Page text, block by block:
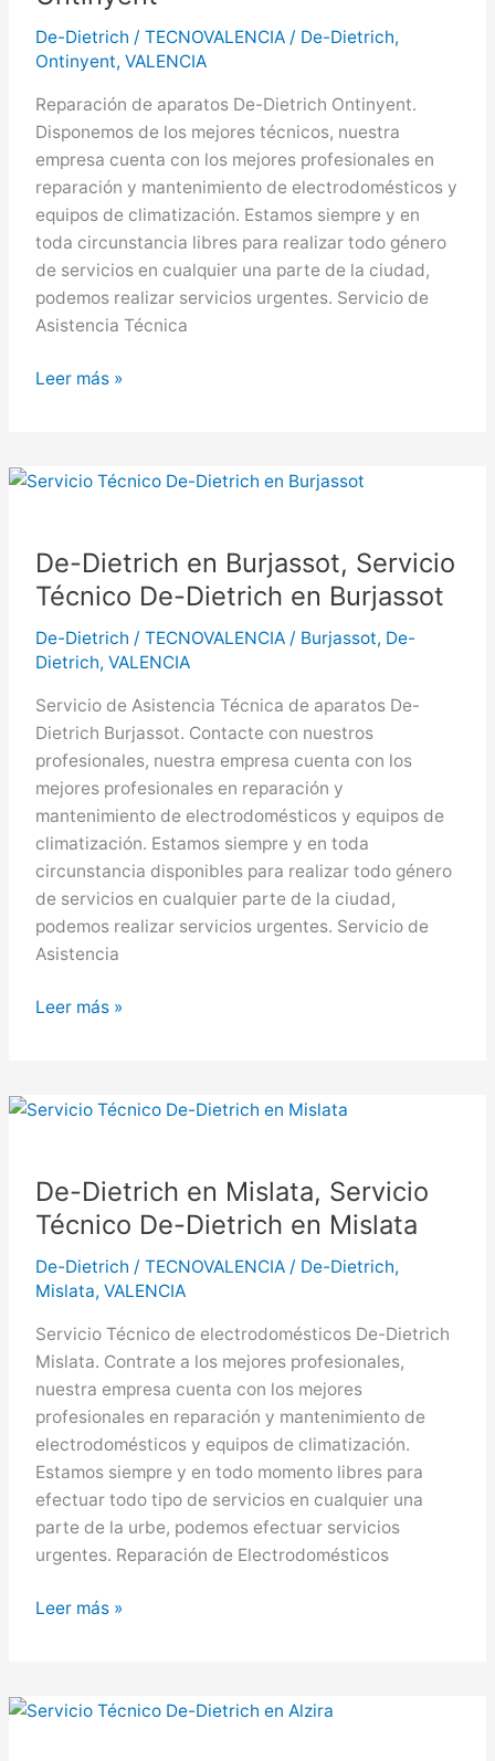
De-Dietrich / TECNOVALENCIA / De-Dietrich,
Ontinyent, VALENCIA
Reparación de aparatos De-Dietrich Ontinyent.
Disponemos de los mejores técnicos, nuestra
empresa cuenta con los mejores profesionales en
reparación y mantenimiento de electrodomésticos y
equipos de climatización. Estamos siempre y en
toda circunstancia libres para realizar todo género
de servicios en cualquier una parte de la ciudad,
podemos realizar servicios urgentes. Servicio de
Asistencia Técnica
De-
Servicio
Dietrich
en
Ontinyent
Leer más »
De-Dietrich en Burjassot, Servicio
Técnico De-Dietrich en Burjassot
De-Dietrich / TECNOVALENCIA / Burjassot, De-
Dietrich, VALENCIA
Servicio de Asistencia Técnica de aparatos De-
Dietrich Burjassot. Contacte con nuestros
profesionales, nuestra empresa cuenta con los
mejores profesionales en reparación y
mantenimiento de electrodomésticos y equipos de
climatización. Estamos siempre y en toda
circunstancia disponibles para realizar todo género
de servicios en cualquier parte de la ciudad,
podemos realizar servicios urgentes. Servicio de
Asistencia
De-
Servicio
Dietrich
en
Burjassot
Leer más »
De-Dietrich en Mislata, Servicio
Técnico De-Dietrich en Mislata
De-Dietrich / TECNOVALENCIA / De-Dietrich,
Mislata, VALENCIA
Servicio Técnico de electrodomésticos De-Dietrich
Mislata. Contrate a los mejores profesionales,
nuestra empresa cuenta con los mejores
profesionales en reparación y mantenimiento de
electrodomésticos y equipos de climatización.
Estamos siempre y en todo momento libres para
efectuar todo tipo de servicios en cualquier una
parte de la urbe, podemos efectuar servicios
urgentes. Reparación de Electrodomésticos
De-
Servicio
Leer más »